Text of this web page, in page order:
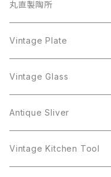
Cerrito
Gerry's
Sarah Coventry
植物モチーフ
Trifari
Sarah Coventry
BSK
Coro
Crown Trifari
Danecraft
Gerry's
Sarah Coventry
Richelieu
W.Gemany
植物モチーフ
BSK
Napier
Richelieu
Rhinestone
Sarah Coventry
STAR
iittala
arcopal
CupSaucer
BAVARIA
Antique Silver
Milk Pot
Pot
Mag Cup
Vase
BAVARIA
Mosa
arcopal
丸直製陶所
Vintage Plate
Figgjo
BILTONS
Vintage Glass
iittala
Luminarc
Antique Sliver
Pot
Vintage Kitchen Tool